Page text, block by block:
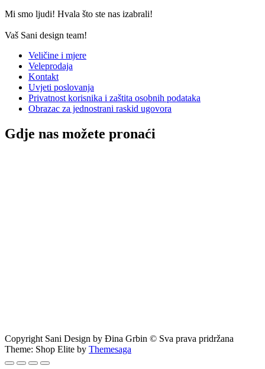
Mi smo ljudi! Hvala što ste nas izabrali!
Vaš Sani design team!
Veličine i mjere
Veleprodaja
Kontakt
Uvjeti poslovanja
Privatnost korisnika i zaštita osobnih podataka
Obrazac za jednostrani raskid ugovora
Gdje nas možete pronaći
Copyright Sani Design by Đina Grbin © Sva prava pridržana
Theme: Shop Elite by Themesaga